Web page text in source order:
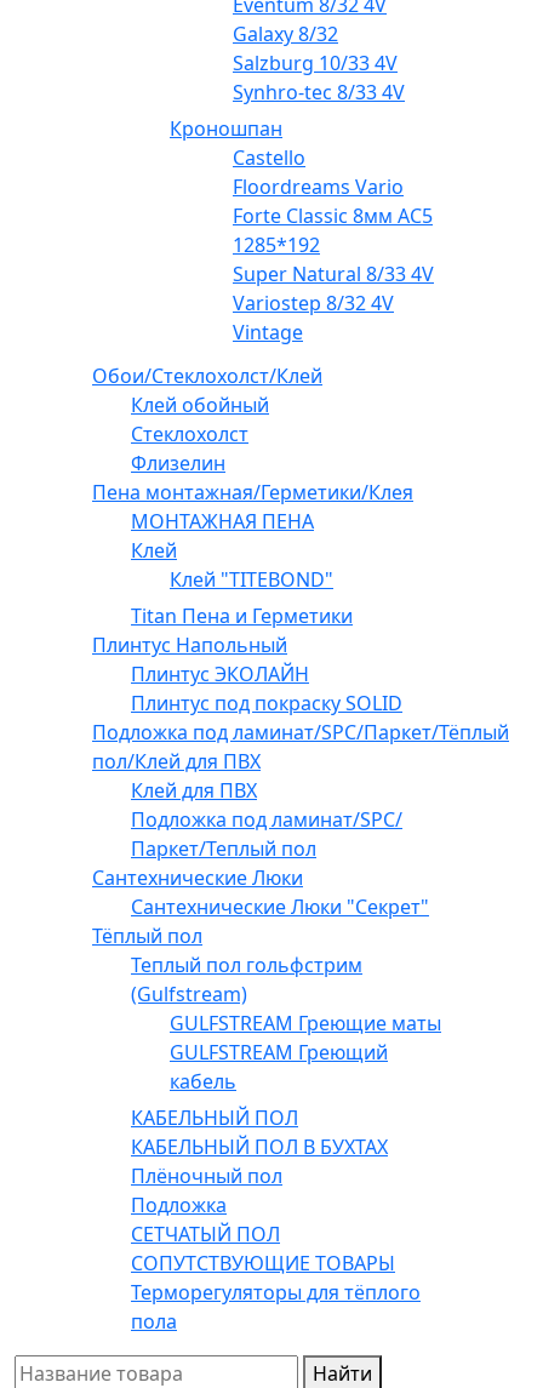
Galaxy 8/32
Salzburg 10/33 4V
Synhro-tec 8/33 4V
Кроношпан
Castello
Floordreams Vario
Forte Classic 8мм AC5
1285*192
Super Natural 8/33 4V
Variostep 8/32 4V
Vintage
Обои/Стеклохолст/Клей
Клей обойный
Стеклохолст
Флизелин
Пена монтажная/Герметики/Клея
МОНТАЖНАЯ ПЕНА
Клей
Клей "TITEBOND"
Titan Пена и Герметики
Плинтус Напольный
Плинтус ЭКОЛАЙН
Плинтус под покраску SOLID
Подложка под ламинат/SPC/Паркет/Тёплый
пол/Клей для ПВХ
Клей для ПВХ
Подложка под ламинат/SPC/
Паркет/Теплый пол
Сантехнические Люки
Сантехнические Люки "Секрет"
Тёплый пол
Теплый пол гольфстрим
(Gulfstream)
GULFSTREAM Греющие маты
GULFSTREAM Греющий
кабель
КАБЕЛЬНЫЙ ПОЛ
КАБЕЛЬНЫЙ ПОЛ В БУХТАХ
Плёночный пол
Подложка
СЕТЧАТЫЙ ПОЛ
СОПУТСТВУЮЩИЕ ТОВАРЫ
Терморегуляторы для тёплого
пола
Найти